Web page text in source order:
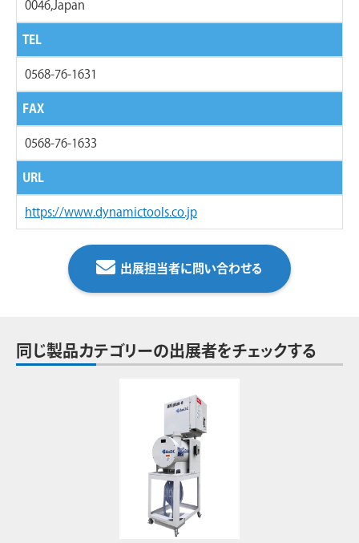
0046,Japan
TEL
0568-76-1631
FAX
0568-76-1633
URL
https://www.dynamictools.co.jp
出展担当者に問い合わせる
同じ製品カテゴリーの出展者をチェックする